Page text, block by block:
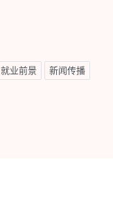
就业前景 新闻传播